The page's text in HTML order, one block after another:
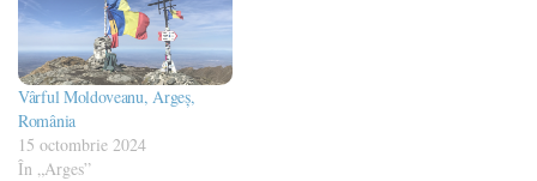
Vârful Moldoveanu, Argeș,
România
15 octombrie 2024
În „Arges”